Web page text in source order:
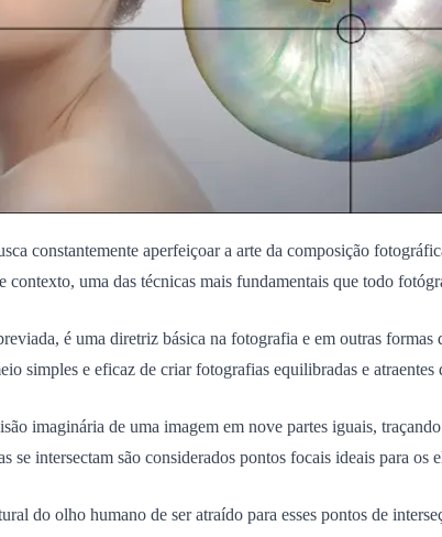
constantemente aperfeiçoar a arte da composição
uma das técnicas mais fundamentais que todo
é uma diretriz básica na fotografia e em outras
simples e eficaz de criar fotografias equilibradas e atraentes
imaginária de uma imagem em nove partes iguais,
se intersectam são considerados pontos focais ideais para os
do olho humano de ser atraído para esses pontos de